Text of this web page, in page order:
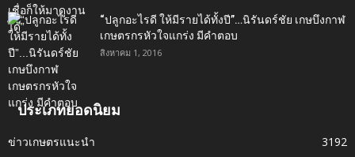
“ปลูกอะไรดี ให้มีรายได้ทั้งปี”…นิรันดร์ชัย เกษบึงกาฬ
เกษตรกรหัวใจแกร่ง มีคำตอบ
สิงหาคม 1, 2016
ประเภทยอดนิยม
ข่าวเกษตรแนะนำ
3192